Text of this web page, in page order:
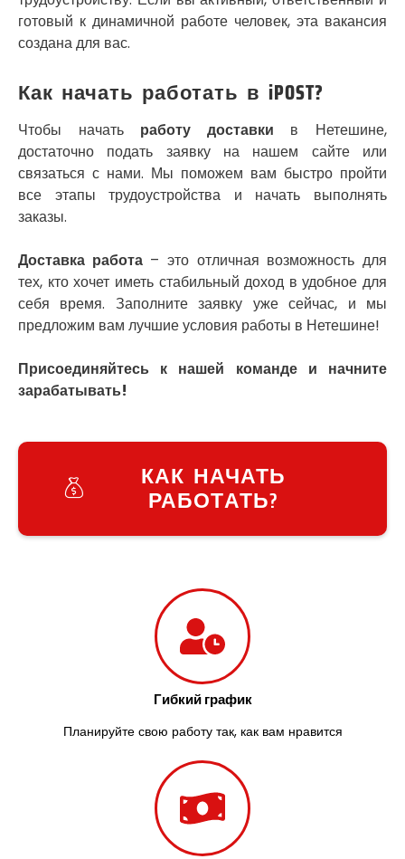
готовый к динамичной работе человек, эта вакансия
создана для вас.
Как начать работать в iPOST?
Чтобы начать работу доставки в Нетешине,
достаточно подать заявку на нашем сайте или
связаться с нами. Мы поможем вам быстро пройти
все этапы трудоустройства и начать выполнять
заказы.
Доставка работа– это отличная возможность для
тех, кто хочет иметь стабильный доход в удобное для
себя время. Заполните заявку уже сейчас, и мы
предложим вам лучшие условия работы в Нетешине!
Присоединяйтесь к нашей команде и начните
зарабатывать!
КАК НАЧАТЬ
РАБОТАТЬ?
Гибкий график
Планируйте свою работу так, как вам нравится
Старые Петровцы
Стебник
Стрый
Сумы
Светловодск
Святопетровское
Тальное
Тарасовка
Тернополь
Трусковец
Тульчин
Украинка
Умань
Ужгород
Васильков
Великие Лазы
Верхнеднепровск
Винники
Вишенки
Вишневое
Вита-Почтовая
Заречаны